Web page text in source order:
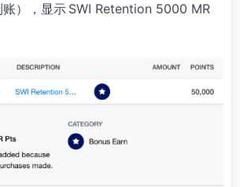
账），显示 SWI Retention 5000 MR